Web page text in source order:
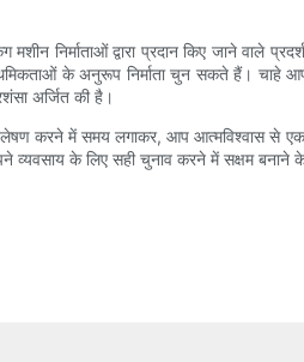
निर्माताओं द्वारा प्रदान किए जाने वाले
के अनुरूप निर्माता चुन सकते हैं। चाहे
अर्जित की है।
करने में समय लगाकर, आप आत्मविश्वास
व्यवसाय के लिए सही चुनाव करने में सक्षम बनाने